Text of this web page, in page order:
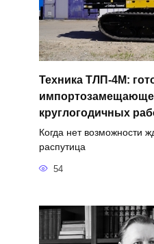
Техника ТЛП-4М:
круглогодичных
Когда нет возможности
распутица
54